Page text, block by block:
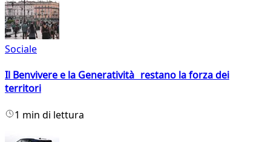
Sociale
Il Benvivere e la Generatività restano la forza dei
territori
1 min di lettura